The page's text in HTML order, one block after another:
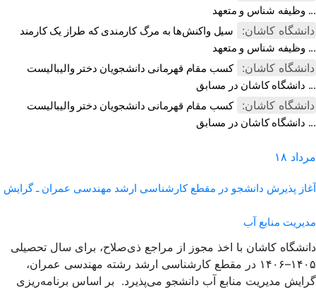
وظیفه شناس و متعهد ...
دانشگاه کاشان:
سیل واکنش‌ها به مرگ کارمندی که طراز یک کارمند
وظیفه شناس و متعهد ...
دانشگاه کاشان:
کسب مقام قهرمانی دانشجویان دختر والیبالیست
دانشگاه کاشان در مسابق ...
دانشگاه کاشان:
کسب مقام قهرمانی دانشجویان دختر والیبالیست
دانشگاه کاشان در مسابق ...
۱۸ مرداد
آغاز پذیرش دانشجو در مقطع کارشناسی ارشد مهندسی عمران ـ گرایش
مدیریت منابع آب
دانشگاه کاشان با اخذ مجوز از مراجع ذی‌صلاح، برای سال تحصیلی
۱۴۰۵–۱۴۰۶ در مقطع کارشناسی ارشد رشته مهندسی عمران،
گرایش مدیریت منابع آب دانشجو می‌پذیرد. بر اساس برنامه‌ریزی